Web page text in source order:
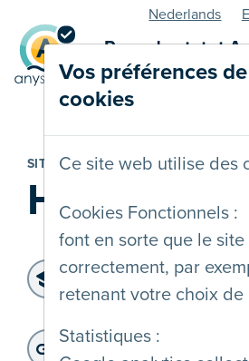
Vos préférences de
cookies
Ce site web utilise des
Cookies Fonctionnels :
font en sorte que le
correctement, par
retenant votre choix de
Statistiques :
Page de statut
web
Nederlands
SITE WEB
Hack'n wow
Niveau d'accessibilité:
WCAG 2.2 AA
Adresse du site web: